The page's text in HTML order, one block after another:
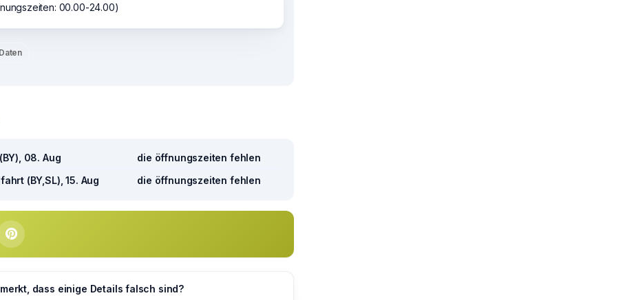
00.00-24.00)
08. Aug
die öffnungszeiten fehlen
(BY,SL), 15. Aug
die öffnungszeiten fehlen
dass einige Details falsch sind?